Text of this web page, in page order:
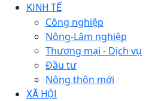
KINH TẾ
Công nghiệp
Nông-Lâm nghiệp
Thương mại - Dịch vụ
Đầu tư
Nông thôn mới
XÃ HỘI